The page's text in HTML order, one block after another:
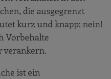
die ausgegrenzt
kurz und knapp: nein!
Vorbehalte
verankern.
ist ein